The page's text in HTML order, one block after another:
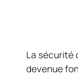
La sécurité
devenue